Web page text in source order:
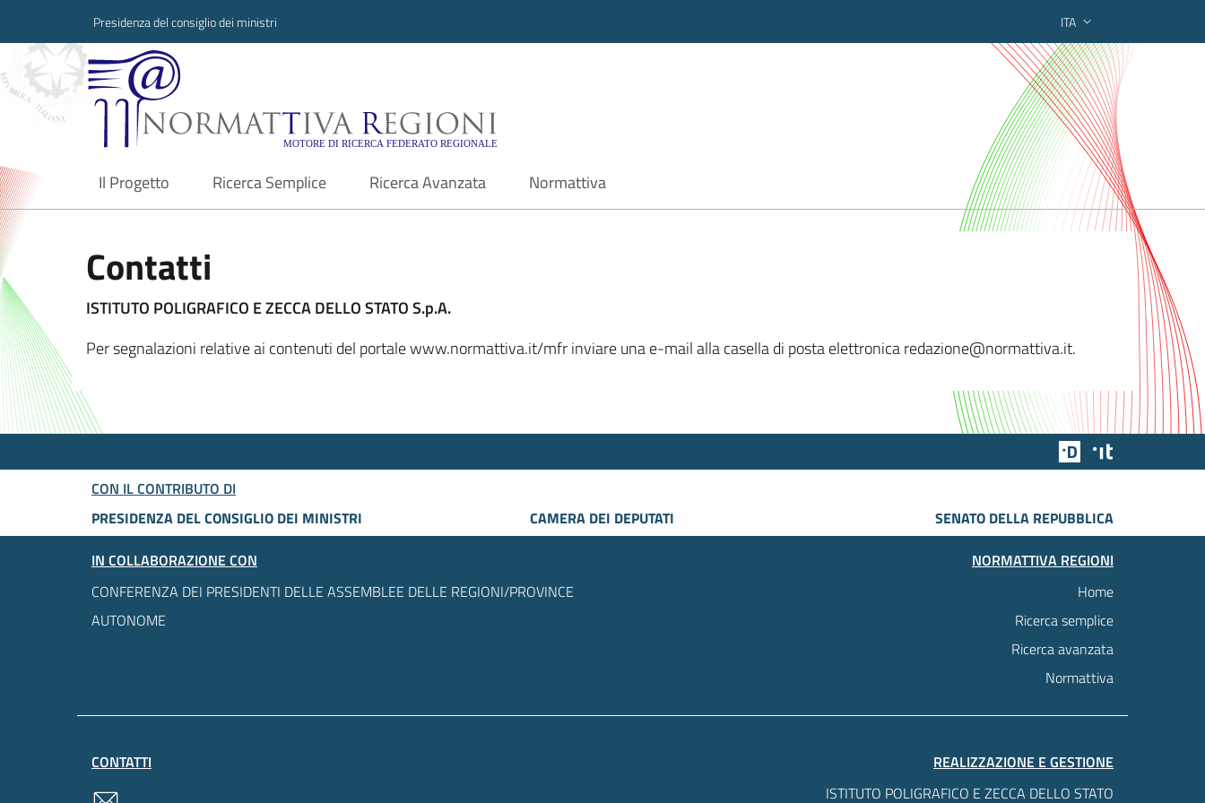
Presidenza del consiglio dei ministri ITA
Normattiva Regioni - Motore di ricerca federato regionale
Il Progetto
current Ricerca Semplice Ricerca Avanzata Normattiva
Contatti
ISTITUTO POLIGRAFICO E ZECCA DELLO STATO S.p.A.
Per segnalazioni relative ai contenuti del portale www.normattiva.it/mfr inviare una e-mail alla casella di posta elettronica redazione@normattiva.it.
Team Digitale
CON IL CONTRIBUTO DI
PRESIDENZA DEL CONSIGLIO DEI MINISTRI
CAMERA DEI DEPUTATI
SENATO DELLA REPUBBLICA
IN COLLABORAZIONE CON
CONFERENZA DEI PRESIDENTI DELLE ASSEMBLEE DELLE REGIONI/PROVINCE
AUTONOME
NORMATTIVA REGIONI
Home
Ricerca semplice
Ricerca avanzata
Normattiva
CONTATTI
REALIZZAZIONE E GESTIONE
ISTITUTO POLIGRAFICO E ZECCA DELLO STATO